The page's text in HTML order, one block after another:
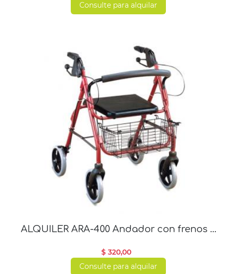
Consulte para alquilar
ALQUILER ARA-400 Andador con frenos y
$ 320,00
Consulte para alquilar